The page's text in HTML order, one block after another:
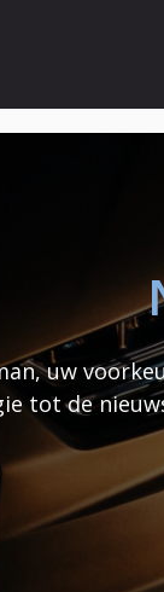
uw
tot de